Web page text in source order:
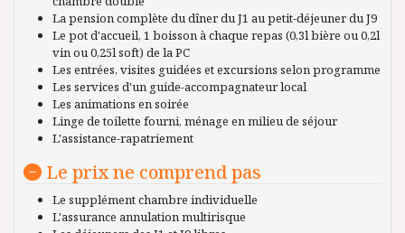
La pension complète du dîner du J1 au petit-déjeuner du J9
Le pot d'accueil, 1 boisson à chaque repas (0,3l bière ou 0,2l
vin ou 0,25l soft) de la PC
Les entrées, visites guidées et excursions selon programme
Les services d'un guide-accompagnateur local
Les animations en soirée
Linge de toilette fourni, ménage en milieu de séjour
L'assistance-rapatriement
Le prix ne comprend pas
Le supplément chambre individuelle
L'assurance annulation multirisque